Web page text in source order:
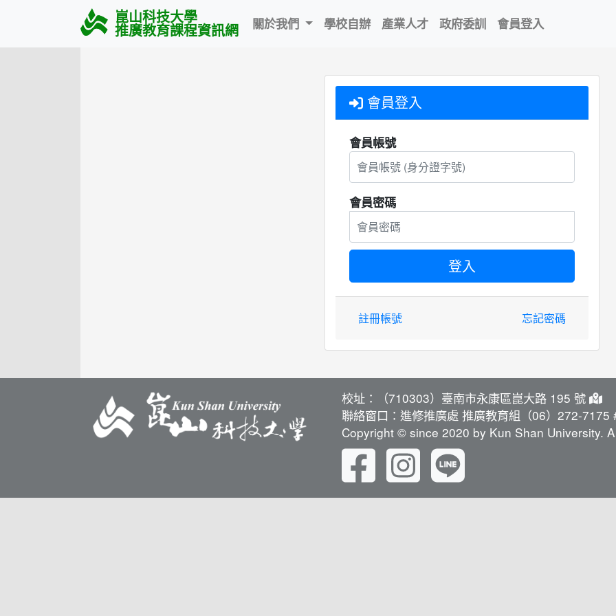
崑山科技大學
推廣教育課程資訊網 關於我們 學校自辦 產業人才 政府委訓 會員登入
會員登入
會員帳號
會員密碼
註冊帳號 忘記密碼
校址：（710303）臺南市永康區崑大路 195 號
聯絡窗口：進修推廣處 推廣教育組（06）272-7175
Copyright © since 2020 by Kun Shan University.